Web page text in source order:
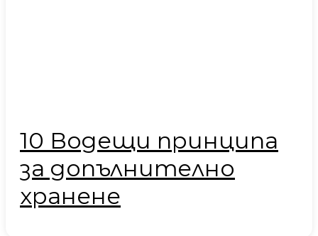
10 Водещи принципа
за допълнително
хранене